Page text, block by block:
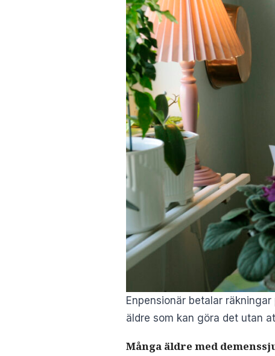
Enpensionär betalar
äldre som kan göra det utan
Många äldre med